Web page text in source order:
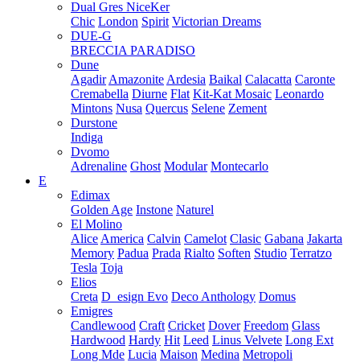
Dual Gres NiceKer
Chic London Spirit Victorian Dreams
DUE-G
BRECCIA PARADISO
Dune
Agadir Amazonite Ardesia Baikal Calacatta Caronte
Cremabella Diurne Flat Kit-Kat Mosaic Leonardo
Mintons Nusa Quercus Selene Zement
Durstone
Indiga
Dvomo
Adrenaline Ghost Modular Montecarlo
E
Edimax
Golden Age Instone Naturel
El Molino
Alice America Calvin Camelot Clasic Gabana Jakarta
Memory Padua Prada Rialto Soften Studio Terratzo
Tesla Toja
Elios
Creta D_esign Evo Deco Anthology Domus
Emigres
Candlewood Craft Cricket Dover Freedom Glass
Hardwood Hardy Hit Leed Linus Velvete Long Ext
Long Mde Lucia Maison Medina Metropoli